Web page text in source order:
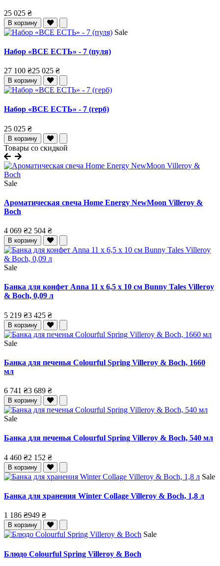
25 025 ₴
В корзину
Sale
Набор «ВСЕ ЕСТЬ» - 7 (пуля)
27 100 ₴25 025 ₴
В корзину
Набор «ВСЕ ЕСТЬ» - 7 (герб)
25 025 ₴
В корзину
Товары со скидкой
Sale
Ароматическая свеча Home Energy NewMoon Villeroy &
Boch
4 069 ₴2 504 ₴
В корзину
Sale
Банка для конфет Anna 11 x 6,5 x 10 см Bunny Tales Villeroy
& Boch, 0,09 л
5 219 ₴3 425 ₴
В корзину
Sale
Банка для печенья Colourful Spring Villeroy & Boch, 1660
мл
6 741 ₴3 689 ₴
В корзину
Sale
Банка для печенья Colourful Spring Villeroy & Boch, 540 мл
4 460 ₴2 152 ₴
В корзину
Sale
Банка для хранения Winter Collage Villeroy & Boch, 1,8 л
1 186 ₴949 ₴
В корзину
Sale
Блюдо Colourful Spring Villeroy & Boch